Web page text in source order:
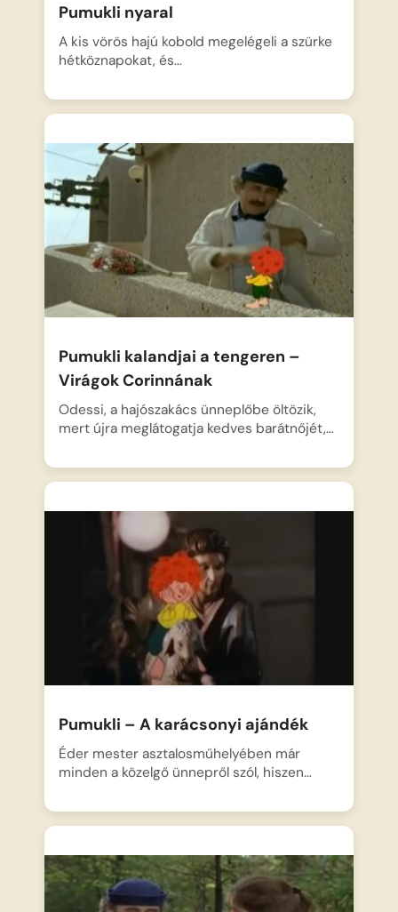
Pumukli nyaral
A kis vörös hajú kobold megelégeli a szürke
hétköznapokat, és…
Pumukli kalandjai a tengeren –
Virágok Corinnának
Odessi, a hajószakács ünneplőbe öltözik,
mert újra meglátogatja kedves barátnőjét,…
Pumukli – A karácsonyi ajándék
Éder mester asztalosműhelyében már
minden a közelgő ünnepről szól, hiszen…